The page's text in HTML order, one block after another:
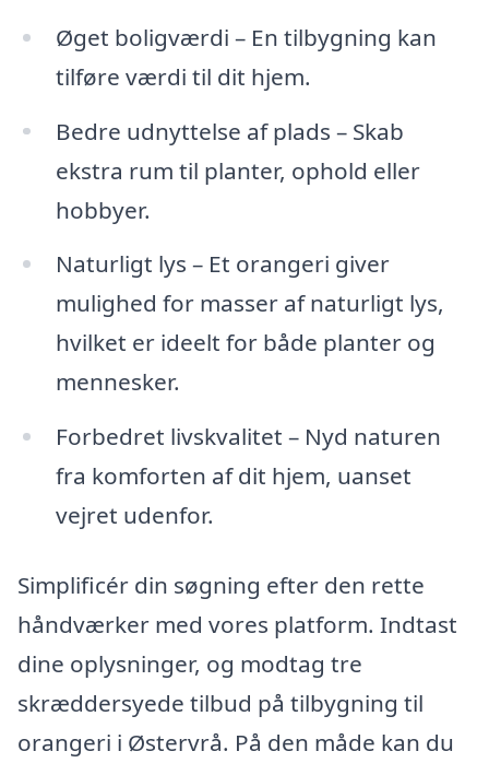
Øget boligværdi – En tilbygning kan
tilføre værdi til dit hjem.
Bedre udnyttelse af plads – Skab
ekstra rum til planter, ophold eller
hobbyer.
Naturligt lys – Et orangeri giver
mulighed for masser af naturligt lys,
hvilket er ideelt for både planter og
mennesker.
Forbedret livskvalitet – Nyd naturen
fra komforten af dit hjem, uanset
vejret udenfor.
Simplificér din søgning efter den rette
håndværker med vores platform. Indtast
dine oplysninger, og modtag tre
skræddersyede tilbud på tilbygning til
orangeri i Østervrå. På den måde kan du